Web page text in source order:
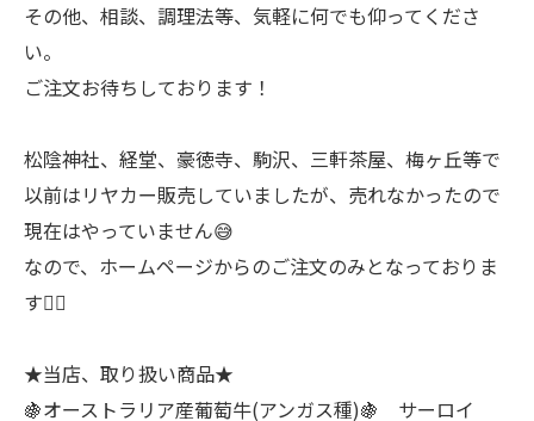
その他、相談、調理法等、気軽に何でも仰ってくださ
い。
ご注文お待ちしております！
松陰神社、経堂、豪徳寺、駒沢、三軒茶屋、梅ヶ丘等で
以前はリヤカー販売していましたが、売れなかったので
現在はやっていません😅
なので、ホームページからのご注文のみとなっておりま
す🙇‍♂
★当店、取り扱い商品★
🍇オーストラリア産葡萄牛(アンガス種)🍇 サーロイ